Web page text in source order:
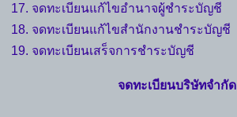
17. จดทะเบียนแก้ไขอำนาจผู้ชำระบัญชี
18. จดทะเบียนแก้ไขสำนักงานชำระบัญชี
19. จดทะเบียนเสร็จการชำระบัญชี
จดทะเบียนบริษัทจำกัด